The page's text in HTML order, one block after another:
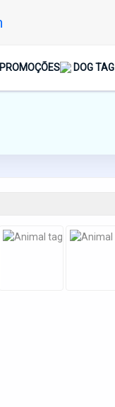
PROMOÇÕES DOG TAG